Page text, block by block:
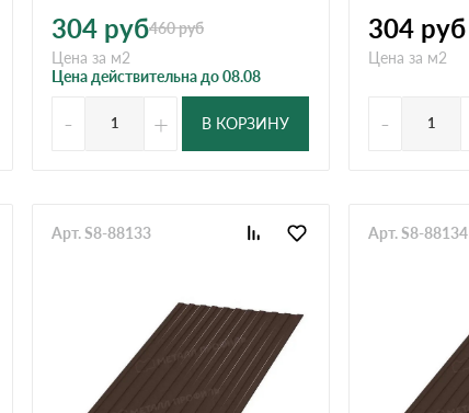
304 руб460руб
Цена за м2
Цена действительна до 08.08
- + В КОРЗИНУ
304 руб
Цена за м2
-
Арт. S8-88133 Арт. S8-88134